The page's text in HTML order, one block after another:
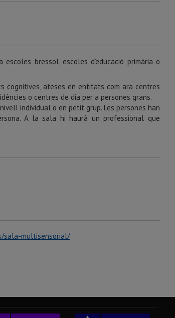
bressol, escoles d’educació primària o
cognitives, ateses en entitats com ara centres
o centres de dia per a persones grans.
individual o en petit grup. Les persones han
A la sala hi haurà un professional que
sala-multisensorial/